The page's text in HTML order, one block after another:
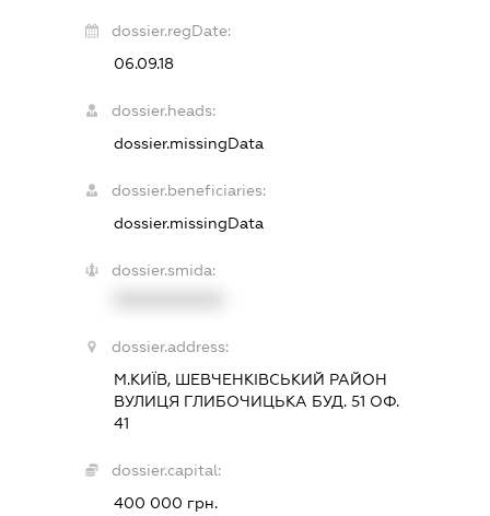
dossier.regDate:
06.09.18
dossier.heads:
dossier.missingData
dossier.beneficiaries:
dossier.missingData
dossier.smida:
dossier.address:
М.КИЇВ, ШЕВЧЕНКІВСЬКИЙ РАЙОН
ВУЛИЦЯ ГЛИБОЧИЦЬКА БУД. 51 ОФ.
41
dossier.capital:
400 000 грн.